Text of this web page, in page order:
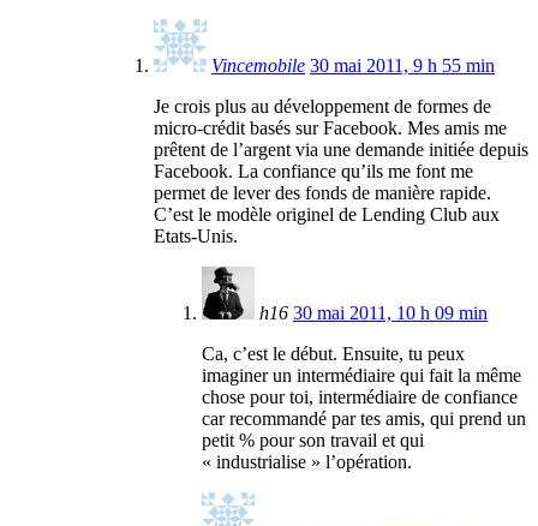
Vincemobile 30 mai 2011, 9 h 55 min
Je crois plus au développement de formes de
micro-crédit basés sur Facebook. Mes amis me
prêtent de l’argent via une demande initiée depuis
Facebook. La confiance qu’ils me font me
permet de lever des fonds de manière rapide.
C’est le modèle originel de Lending Club aux
Etats-Unis.
h16 30 mai 2011, 10 h 09 min
Ca, c’est le début. Ensuite, tu peux
imaginer un intermédiaire qui fait la même
chose pour toi, intermédiaire de confiance
car recommandé par tes amis, qui prend un
petit % pour son travail et qui
« industrialise » l’opération.